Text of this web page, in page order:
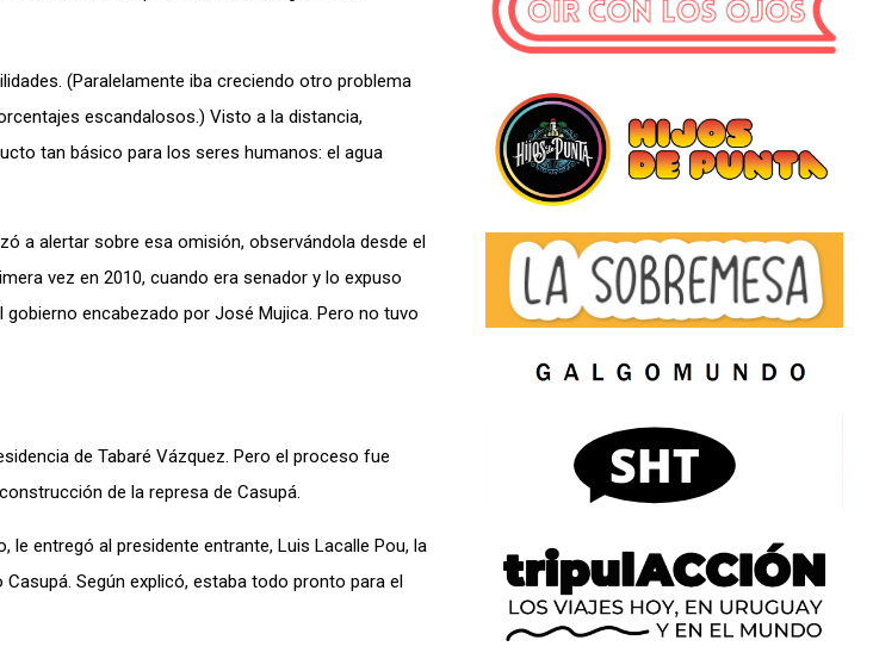
(Paralelamente iba creciendo otro problema
escandalosos.) Visto a la distancia,
tan básico para los seres humanos: el agua
a alertar sobre esa omisión, observándola desde el
vez en 2010, cuando era senador y lo expuso
encabezado por José Mujica. Pero no tuvo
de Tabaré Vázquez. Pero el proceso fue
de la represa de Casupá.
le entregó al presidente entrante, Luis Lacalle Pou, la
Según explicó, estaba todo pronto para el